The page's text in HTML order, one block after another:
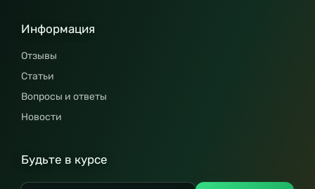
Информация
Отзывы
Статьи
Вопросы и ответы
Новости
Будьте в курсе